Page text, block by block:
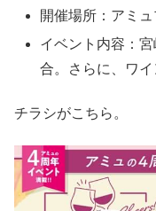
開催場所：アミ
イベント内容：
合。さらに、ワ
チラシがこちら。